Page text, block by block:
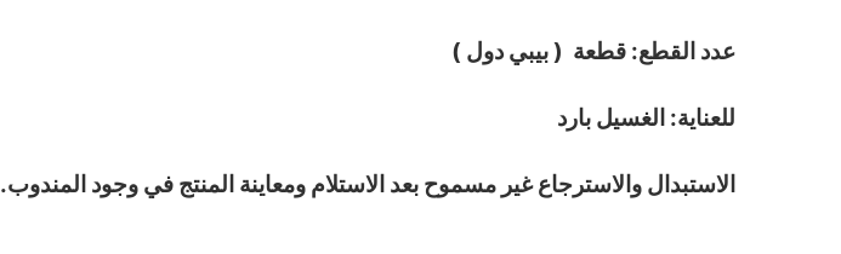
عدد القطع: قطعة ( بيبي دول )
للعناية: الغسيل بارد
الاستبدال والاسترجاع غير مسموح بعد الاستلام ومعاينة المنتج في وجود المندوب.